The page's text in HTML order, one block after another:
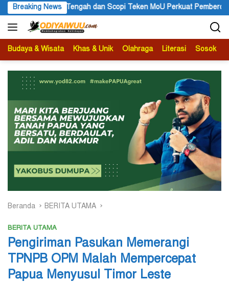
Langsung
ke
konten
Breaking News
Scopi Teken MoU Perkuat Pemberdayaan Kopi Melalui
Budaya & Wisata Khas & Unik Olahraga Literasi Sosok
Beranda BERITA UTAMA
BERITA UTAMA
Pengiriman Pasukan Memerangi
TPNPB OPM Malah Mempercepat
Papua Menyusul Timor Leste